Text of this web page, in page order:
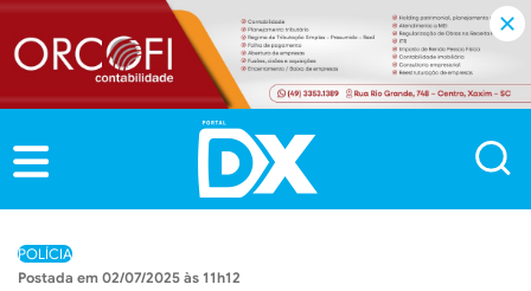
POLÍCIA
02/07/2025 às 11h12